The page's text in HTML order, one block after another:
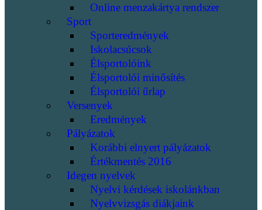
Online menzakártya rendszer
Sport
Sporteredmények
Iskolacsúcsok
Élsportolóink
Élsportolói minősítés
Élsportolói űrlap
Versenyek
Eredmények
Pályázatok
Korábbi elnyert pályázatok
Értékmentés 2016
Idegen nyelvek
Nyelvi kérdések iskolánkban
Nyelvvizsgás diákjaink